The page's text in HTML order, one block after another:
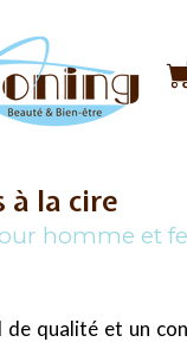
à la cire
homme et
de qualité et un